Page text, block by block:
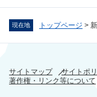
現在地 トップページ >
サイトマップ サイトポ
著作権・リンク等について